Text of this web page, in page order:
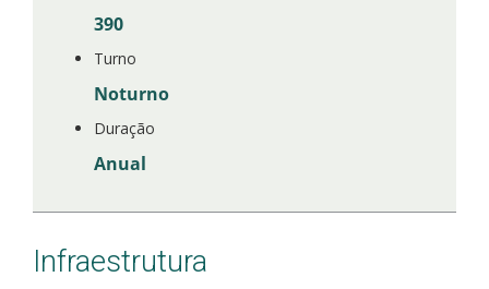
390
Turno
Noturno
Duração
Anual
Infraestrutura